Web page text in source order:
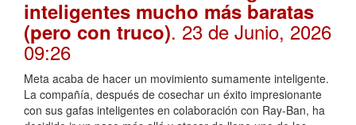
inteligentes mucho más baratas
(pero con truco). 23 de Junio, 2026
09:26
Meta acaba de hacer un movimiento sumamente inteligente.
La compañía, después de cosechar un éxito impresionante
con sus gafas inteligentes en colaboración con Ray-Ban, ha